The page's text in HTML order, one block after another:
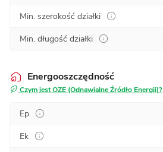
Min. szerokość działki
Min. długość działki
Energooszczędność
Czym jest OZE (Odnawialne Źródło Energii)?
Ep
Ek